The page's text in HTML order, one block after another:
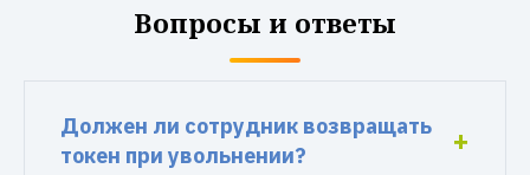
Вопросы и ответы
Должен ли сотрудник возвращать
токен при увольнении?